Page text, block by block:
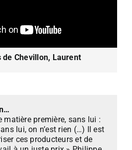
de Chevillon, Laurent
matière première, sans lui :
lui, on n’est rien (…) Il est
ces producteurs et de